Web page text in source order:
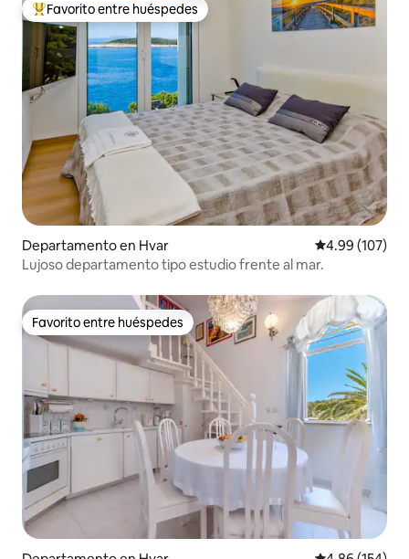
De los mejores en Favorito entre huéspedes
Favorito entre huéspedes
Departamento en Hvar Calificación
4.99 (107)
Lujoso departamento tipo estudio frente al mar.
Favorito entre huéspedes
Favorito entre huéspedes